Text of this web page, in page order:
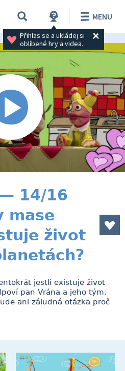
Přihlas se a ukládej si
oblíbené hry a videa.
MENU
14/16
mase
život
jestli existuje život
pan Vrána a jeho tým.
ani záludná otázka proč